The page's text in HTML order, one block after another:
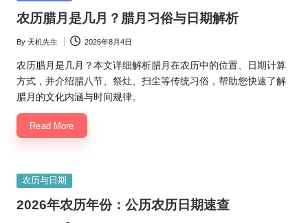
农历腊月是几月？腊月习俗与日期解析
Posted
by
By 天机先生 2026年8月4日
农历腊月是几月？本文详细解析腊月在农历中的位置、日期计算
方式，并介绍腊八节、祭灶、扫尘等传统习俗，帮助您快速了解
腊月的文化内涵与时间规律。
Read More
Posted
农历与日期
2026年农历年份：公历农历日期速查